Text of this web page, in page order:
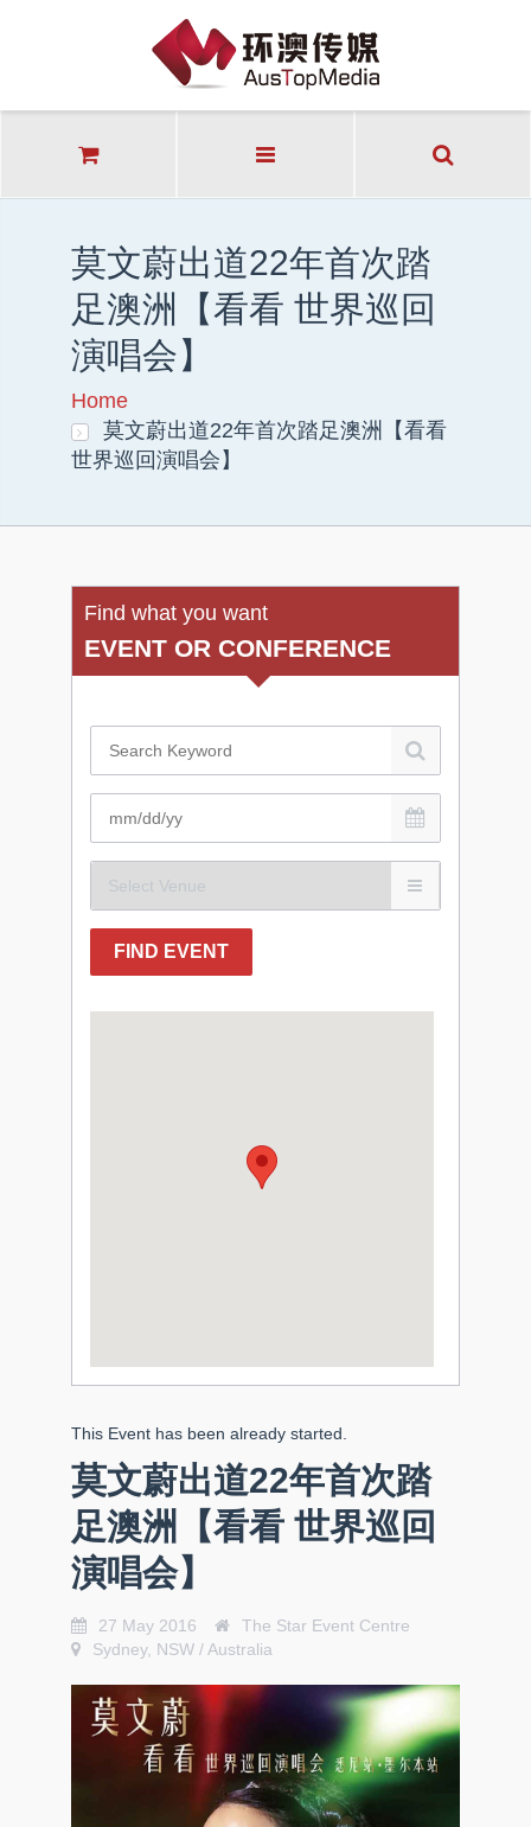
莫文蔚出道22年首次踏
足澳洲【看看 世界巡回
演唱会】
Home
莫文蔚出道22年首次踏足澳洲【看看
世界巡回演唱会】
Find what you want
EVENT OR CONFERENCE
FIND EVENT
This Event has been already started.
莫文蔚出道22年首次踏
足澳洲【看看 世界巡回
演唱会】
27 May 2016
The Star Event Centre
Sydney, NSW / Australia